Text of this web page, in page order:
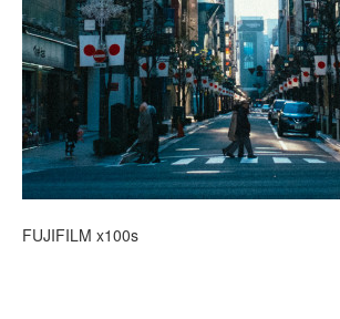
FUJIFILM x100s